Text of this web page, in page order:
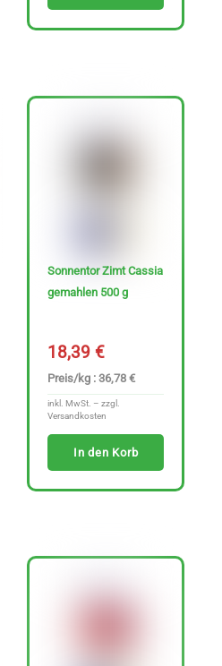
Sonnentor Zimt Cassia
gemahlen 500 g
18,39€
Preis/kg : 36,78 €
inkl. MwSt. – zzgl.
Versandkosten
In den Korb